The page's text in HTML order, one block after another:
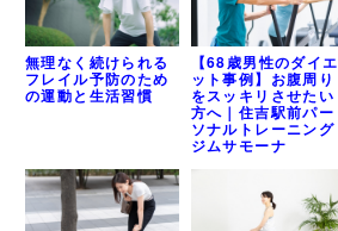
無理なく続けられる
フレイル予防のため
の運動と生活習慣
【68歳男性のダイエ
ット事例】お腹周り
をスッキリさせたい
方へ｜住吉駅前パー
ソナルトレーニング
ジムサモーナ